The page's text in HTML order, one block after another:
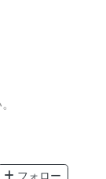
フォロー